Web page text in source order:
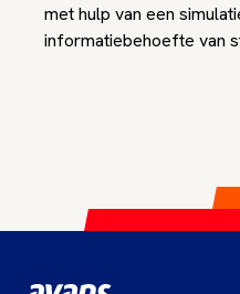
met hulp van een
informatiebehoefte van